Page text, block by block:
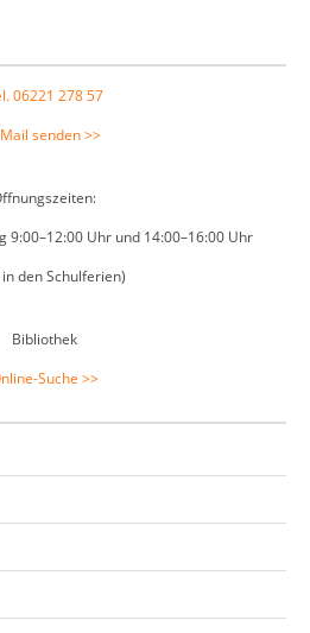
06221 278 57
senden >>
9:00–12:00 Uhr und 14:00–16:00 Uhr
den Schulferien)
Bibliothek
Suche >>